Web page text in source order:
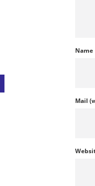
Name
Mail